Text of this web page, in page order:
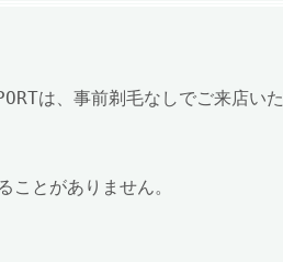
は、事前剃毛なしでご来店いた
とがありません。